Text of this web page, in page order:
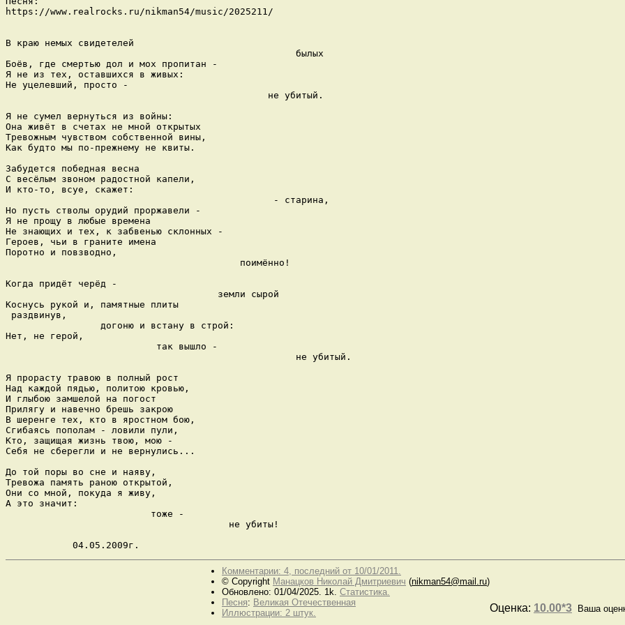
https://www.realrocks.ru/nikman54/music/2025211/
В краю немых свидетелей
                                                    былых
Боёв, где смертью дол и мох пропитан -
Я не из тех, оставшихся в живых:
Не уцелевший, просто -
                                               не убитый.
Я не сумел вернуться из войны:
Она живёт в счетах не мной открытых
Тревожным чувством собственной вины,
Как будто мы по-прежнему не квиты.
Забудется победная весна
С весёлым звоном радостной капели,
И кто-то, всуе, скажет:
                                                - старина,
Но пусть стволы орудий проржавели -
Я не прощу в любые времена
Не знающих и тех, к забвенью склонных -
Героев, чьи в граните имена
Поротно и повзводно,
                                          поимённо!
Когда придёт черёд -
                                      земли сырой
Коснусь рукой и, памятные плиты
раздвинув,
                 догоню и встану в строй:
Нет, не герой,
                           так вышло -
                                                    не убитый.
Я прорасту травою в полный рост
Над каждой пядью, политою кровью,
И глыбою замшелой на погост
Прилягу и навечно брешь закрою
В шеренге тех, кто в яростном бою,
Сгибаясь пополам - ловили пули,
Кто, защищая жизнь твою, мою -
Себя не сберегли и не вернулись...
До той поры во сне и наяву,
Тревожа память раною открытой,
Они со мной, покуда я живу,
А это значит:
                          тоже -
                                        не убиты!
            04.05.2009г.
Комментарии: 4, последний от 10/01/2011.
© Copyright Манацков Николай Дмитриевич (nikman54@mail.ru)
Обновлено: 01/04/2025. 1k. Статистика.
Песня: Великая Отечественная
Иллюстрации: 2 штук.
Оценка: 10.00*3 Ваша